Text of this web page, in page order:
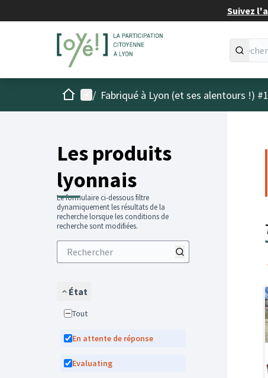
Suivez
AccueilMenu principal
/ Fabriqué à Lyon (et ses alentours !)
Les produits
lyonnais
Le formulaire ci-dessous filtre
dynamiquement les résultats de la
recherche lorsque les conditions de
recherche sont modifiées.
État
Tout
En attente de réponse
Evaluating